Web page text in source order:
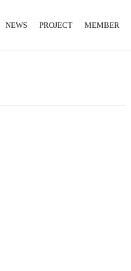
NEWS PROJECT MEMBER